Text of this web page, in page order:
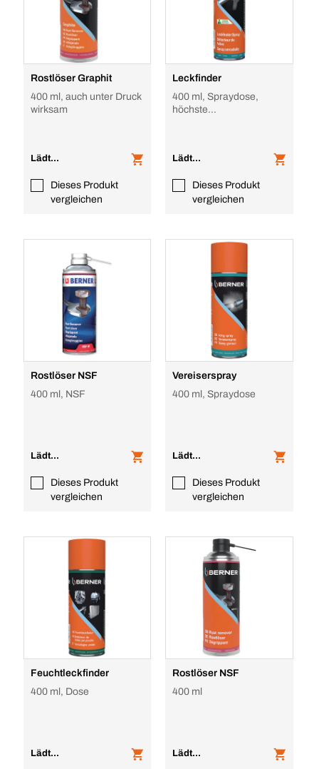
Rostlöser Graphit
400 ml, auch unter Druck
wirksam
Lädt...
Dieses Produkt
vergleichen
Leckfinder
400 ml, Spraydose,
höchste
Lädt...
Dieses Produkt
vergleichen
Rostlöser NSF
400 ml, NSF
Lädt...
Dieses Produkt
vergleichen
Vereiserspray
400 ml, Spraydose
Lädt...
Dieses Produkt
vergleichen
Feuchtleckfinder
400 ml, Dose
Lädt...
Rostlöser NSF
400 ml
Lädt...